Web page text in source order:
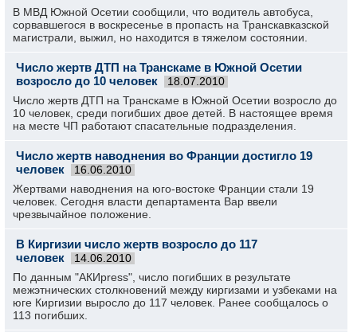
В МВД Южной Осетии сообщили, что водитель автобуса,
сорвавшегося в воскресенье в пропасть на Транскавказской
магистрали, выжил, но находится в тяжелом состоянии.
Число жертв ДТП на Транскаме в Южной Осетии
возросло до 10 человек
18.07.2010
Число жертв ДТП на Транскаме в Южной Осетии возросло до
10 человек, среди погибших двое детей. В настоящее время
на месте ЧП работают спасательные подразделения.
Число жертв наводнения во Франции достигло 19
человек
16.06.2010
Жертвами наводнения на юго-востоке Франции стали 19
человек. Сегодня власти департамента Вар ввели
чрезвычайное положение.
В Киргизии число жертв возросло до 117
человек
14.06.2010
По данным "АКИpress", число погибших в результате
межэтнических столкновений между киргизами и узбеками на
юге Киргизии выросло до 117 человек. Ранее сообщалось о
113 погибших.